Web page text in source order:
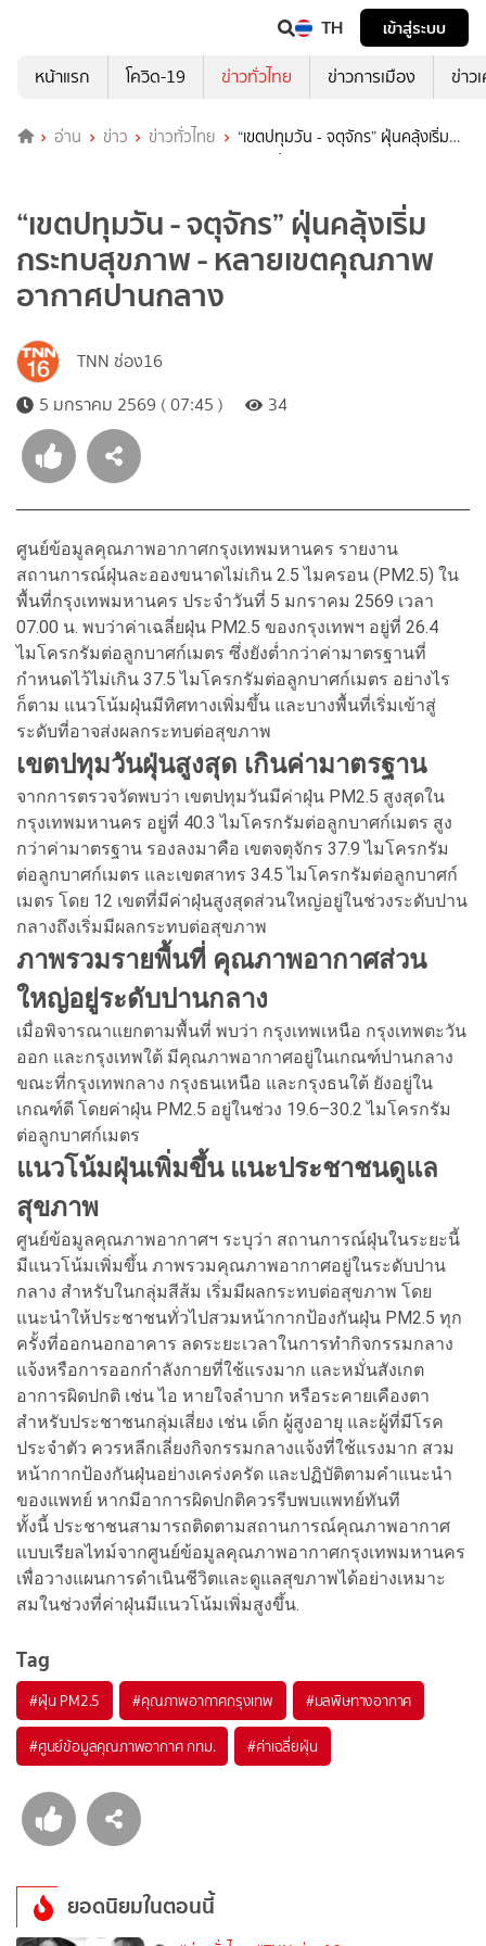
TH
เข้าสู่ระบบ
หน้าแรก
โควิด-19 ข่าวทั่วไทย ข่าวการเมือง ข่าว
อ่าน ข่าว ข่าวทั่วไทย
“เขตปทุมวัน - จตุจักร” ฝุ่นคลุ้งเริ่ม
กระทบสุขภาพ - หลายเขตคุณภาพอากาศปานกลาง
“เขตปทุมวัน - จตุจักร” ฝุ่นคลุ้งเริ่ม
กระทบสุขภาพ - หลายเขตคุณภาพ
อากาศปานกลาง
TNN ช่อง16
5 มกราคม 2569 ( 07:45 )
34
ศูนย์ข้อมูลคุณภาพอากาศกรุงเทพมหานคร รายงาน
สถานการณ์ฝุ่นละอองขนาดไม่เกิน 2.5 ไมครอน (PM2.5) ใน
พื้นที่กรุงเทพมหานคร ประจำวันที่ 5 มกราคม 2569 เวลา
07.00 น. พบว่าค่าเฉลี่ยฝุ่น PM2.5 ของกรุงเทพฯ อยู่ที่ 26.4
ไมโครกรัมต่อลูกบาศก์เมตร ซึ่งยังต่ำกว่าค่ามาตรฐานที่
กำหนดไว้ไม่เกิน 37.5 ไมโครกรัมต่อลูกบาศก์เมตร อย่างไร
ก็ตาม แนวโน้มฝุ่นมีทิศทางเพิ่มขึ้น และบางพื้นที่เริ่มเข้าสู่
ระดับที่อาจส่งผลกระทบต่อสุขภาพ
เขตปทุมวันฝุ่นสูงสุด เกินค่ามาตรฐาน
จากการตรวจวัดพบว่า เขตปทุมวันมีค่าฝุ่น PM2.5 สูงสุดใน
กรุงเทพมหานคร อยู่ที่ 40.3 ไมโครกรัมต่อลูกบาศก์เมตร สูง
กว่าค่ามาตรฐาน รองลงมาคือ เขตจตุจักร 37.9 ไมโครกรัม
ต่อลูกบาศก์เมตร และเขตสาทร 34.5 ไมโครกรัมต่อลูกบาศก์
เมตร โดย 12 เขตที่มีค่าฝุ่นสูงสุดส่วนใหญ่อยู่ในช่วงระดับปาน
กลางถึงเริ่มมีผลกระทบต่อสุขภาพ
ภาพรวมรายพื้นที่ คุณภาพอากาศส่วน
ใหญ่อยู่ระดับปานกลาง
เมื่อพิจารณาแยกตามพื้นที่ พบว่า กรุงเทพเหนือ กรุงเทพตะวัน
ออก และกรุงเทพใต้ มีคุณภาพอากาศอยู่ในเกณฑ์ปานกลาง
ขณะที่กรุงเทพกลาง กรุงธนเหนือ และกรุงธนใต้ ยังอยู่ใน
เกณฑ์ดี โดยค่าฝุ่น PM2.5 อยู่ในช่วง 19.6–30.2 ไมโครกรัม
ต่อลูกบาศก์เมตร
แนวโน้มฝุ่นเพิ่มขึ้น แนะประชาชนดูแล
สุขภาพ
ศูนย์ข้อมูลคุณภาพอากาศฯ ระบุว่า สถานการณ์ฝุ่นในระยะนี้
มีแนวโน้มเพิ่มขึ้น ภาพรวมคุณภาพอากาศอยู่ในระดับปาน
กลาง สำหรับในกลุ่มสีส้ม เริ่มมีผลกระทบต่อสุขภาพ โดย
แนะนำให้ประชาชนทั่วไปสวมหน้ากากป้องกันฝุ่น PM2.5 ทุก
ครั้งที่ออกนอกอาคาร ลดระยะเวลาในการทำกิจกรรมกลาง
แจ้งหรือการออกกำลังกายที่ใช้แรงมาก และหมั่นสังเกต
อาการผิดปกติ เช่น ไอ หายใจลำบาก หรือระคายเคืองตา
สำหรับประชาชนกลุ่มเสี่ยง เช่น เด็ก ผู้สูงอายุ และผู้ที่มีโรค
ประจำตัว ควรหลีกเลี่ยงกิจกรรมกลางแจ้งที่ใช้แรงมาก สวม
หน้ากากป้องกันฝุ่นอย่างเคร่งครัด และปฏิบัติตามคำแนะนำ
ของแพทย์ หากมีอาการผิดปกติควรรีบพบแพทย์ทันที
ทั้งนี้ ประชาชนสามารถติดตามสถานการณ์คุณภาพอากาศ
แบบเรียลไทม์จากศูนย์ข้อมูลคุณภาพอากาศกรุงเทพมหานคร
เพื่อวางแผนการดำเนินชีวิตและดูแลสุขภาพได้อย่างเหมาะ
สมในช่วงที่ค่าฝุ่นมีแนวโน้มเพิ่มสูงขึ้น.
Tag
#ฝุ่น PM2.5 #คุณภาพอากาศกรุงเทพ #มลพิษทางอากาศ
#ศูนย์ข้อมูลคุณภาพอากาศ กทม. #ค่าเฉลี่ยฝุ่น
ยอดนิยมในตอนนี้